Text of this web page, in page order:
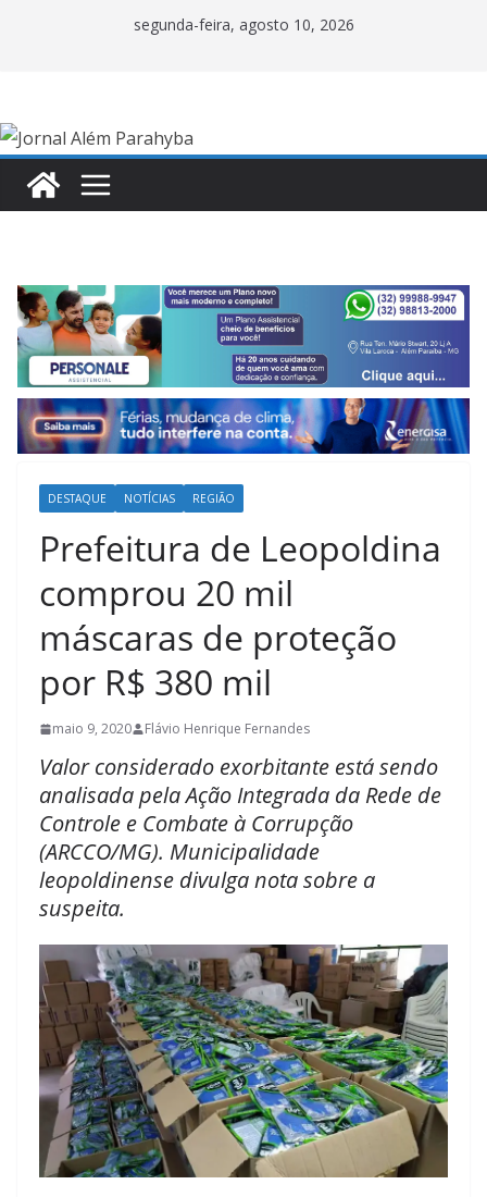
segunda-feira, agosto 10, 2026
DESTAQUE NOTÍCIAS REGIÃO
Prefeitura de Leopoldina
comprou 20 mil
máscaras de proteção
por R$ 380 mil
maio 9, 2020 Flávio Henrique Fernandes
Valor considerado exorbitante está sendo
analisada pela Ação Integrada da Rede de
Controle e Combate à Corrupção
(ARCCO/MG). Municipalidade
leopoldinense divulga nota sobre a
suspeita.